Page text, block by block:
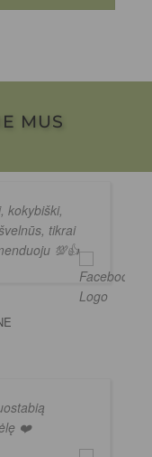
MUS
kokybiški,
tikrai
💯👍
❤️